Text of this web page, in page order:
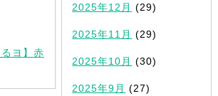
るヨ】赤
2025年12月 (29)
2025年11月 (29)
2025年10月 (30)
2025年9月 (27)